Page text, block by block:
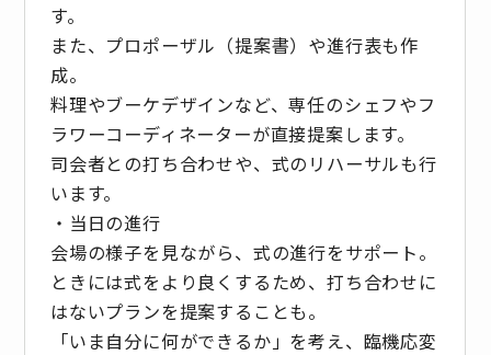
す。
また、プロポーザル（提案書）や進行表も作
成。
料理やブーケデザインなど、専任のシェフやフ
ラワーコーディネーターが直接提案します。
司会者との打ち合わせや、式のリハーサルも行
います。
・当日の進行
会場の様子を見ながら、式の進行をサポート。
ときには式をより良くするため、打ち合わせに
はないプランを提案することも。
「いま自分に何ができるか」を考え、臨機応変